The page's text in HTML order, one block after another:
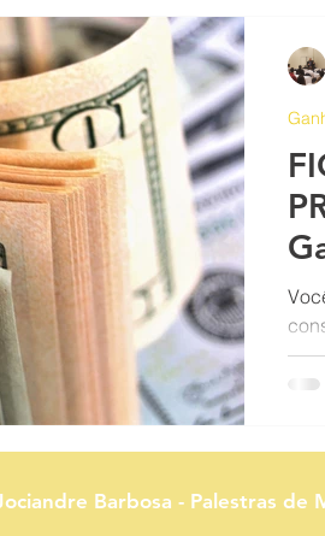
palestrante de vendas
ao cliente Carreira
Como vender mais CRM
Digital Marketing Técnicas
Funil de vendas Geração de leads
Barbosa - Palestras de